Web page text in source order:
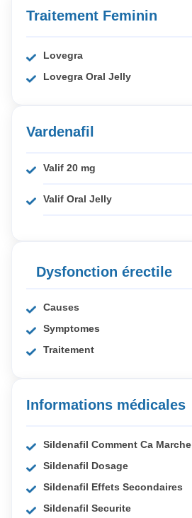
Traitement Feminin
Lovegra
Lovegra Oral Jelly
Vardenafil
Valif 20 mg
Valif Oral Jelly
Dysfonction érectile
Causes
Symptomes
Traitement
Informations médicales
Sildenafil Comment Ca Marche
Sildenafil Dosage
Sildenafil Effets Secondaires
Sildenafil Securite